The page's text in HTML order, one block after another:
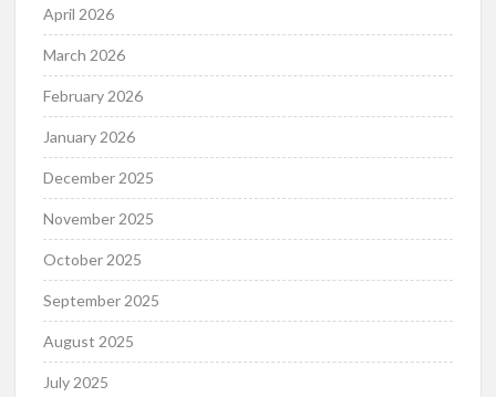
April 2026
March 2026
February 2026
January 2026
December 2025
November 2025
October 2025
September 2025
August 2025
July 2025